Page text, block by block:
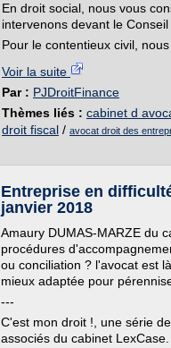
En droit social, nous vous
intervenons devant le
Pour le contentieux civil,
Voir la suite
Par : PJDroitFinance
Thèmes liés : cabinet d
droit fiscal / avocat droit des
Entreprise en
janvier 2018
Amaury DUMAS-MARZE du
procédures
ou conciliation ? l'avocat est
mieux adaptée pour
---
C'est mon droit !, une série
associés du cabinet